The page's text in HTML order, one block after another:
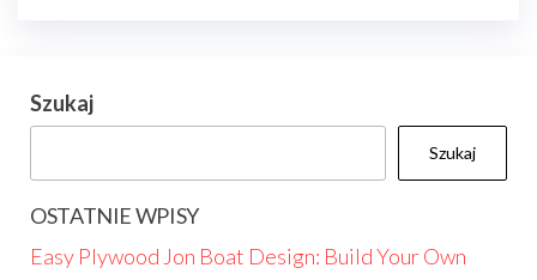
Szukaj
Szukaj
OSTATNIE WPISY
Easy Plywood Jon Boat Design: Build Your Own